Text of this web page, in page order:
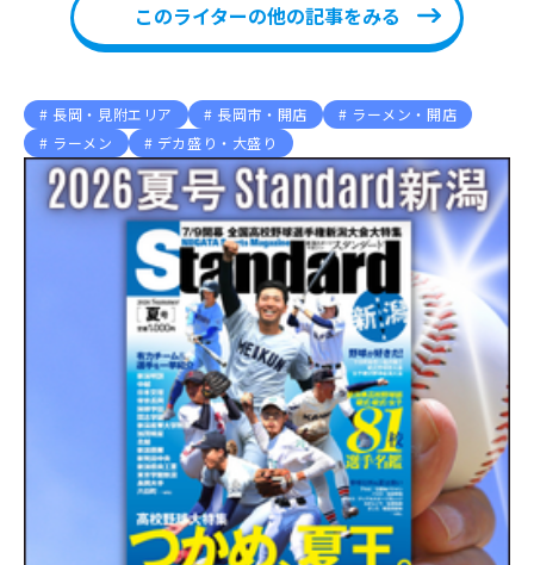
このライターの他の記事をみる
長岡・見附エリア 長岡市・開店
ラーメン・開店
ラーメン
デカ盛り・大盛り